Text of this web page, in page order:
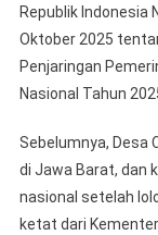
Republik Indonesia
Oktober 2025
Penjaringan
Nasional Tahun
Sebelumnya, Desa
di Jawa Barat, dan
nasional setelah
ketat dari